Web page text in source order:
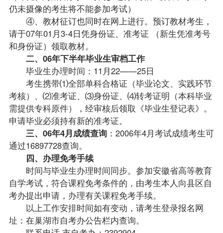
仍未摄像的考生将不能参加考试）
④、 教材征订也同时在网上进行。预订教材考生，
请于07年01月3-4日凭身份证、准考证 （新生凭准考号
和身份证）领取教材。
二、06年下半年毕业生审档工作
毕业生办理时间：11月22——25日
考生携带⑴全部单科合格证（毕业论文、实践环节
考核）、⑵准考证、⑶身份证、⑷转考证明（本科毕业
需提供专科原件），经审核后领取《毕业生登记表》。
申请毕业必须持有新的准考证。
三、06年4月成绩查询：2006年4月考试成绩考生可
通过16897728查询。
四、办理免考手续
时间与毕业生办理时间同步。参加安徽省高等教育
自学考试，符合课程免考条件的，由考生本人向县区自
考办提出申请，办理有关课程免考手续。
以上工作安排时间如有变动，请考生登录报名网
址： 在巢湖市自考办公告栏内查询。